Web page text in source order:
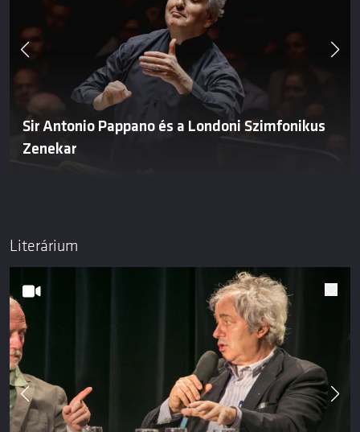
Sir Antonio Pappano és a Londoni Szimfonikus
Zenekar
Literárium